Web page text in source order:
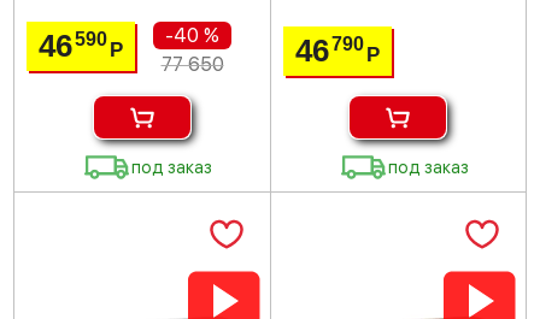
46590Р
-40 %
77 650
под заказ
46790 Р
под заказ